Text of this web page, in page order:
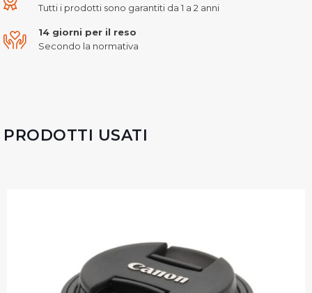
Tutti i prodotti sono garantiti da 1 a 2 anni
14 giorni per il reso
Secondo la normativa
PRODOTTI USATI